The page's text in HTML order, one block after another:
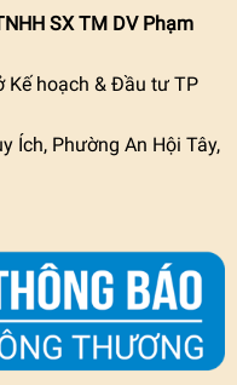
SX TM DV Phạm
Kế hoạch & Đầu tư TP
Ích, Phường An Hội Tây,